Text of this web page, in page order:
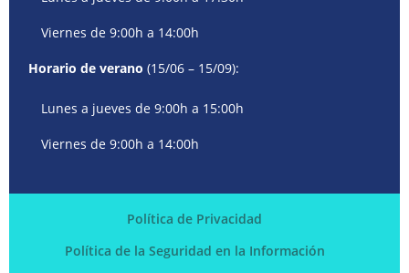
Viernes de 9:00h a 14:00h
Horario de verano (15/06 – 15/09):
Lunes a jueves de 9:00h a 15:00h
Viernes de 9:00h a 14:00h
Política de Privacidad
Política de la Seguridad en la Información